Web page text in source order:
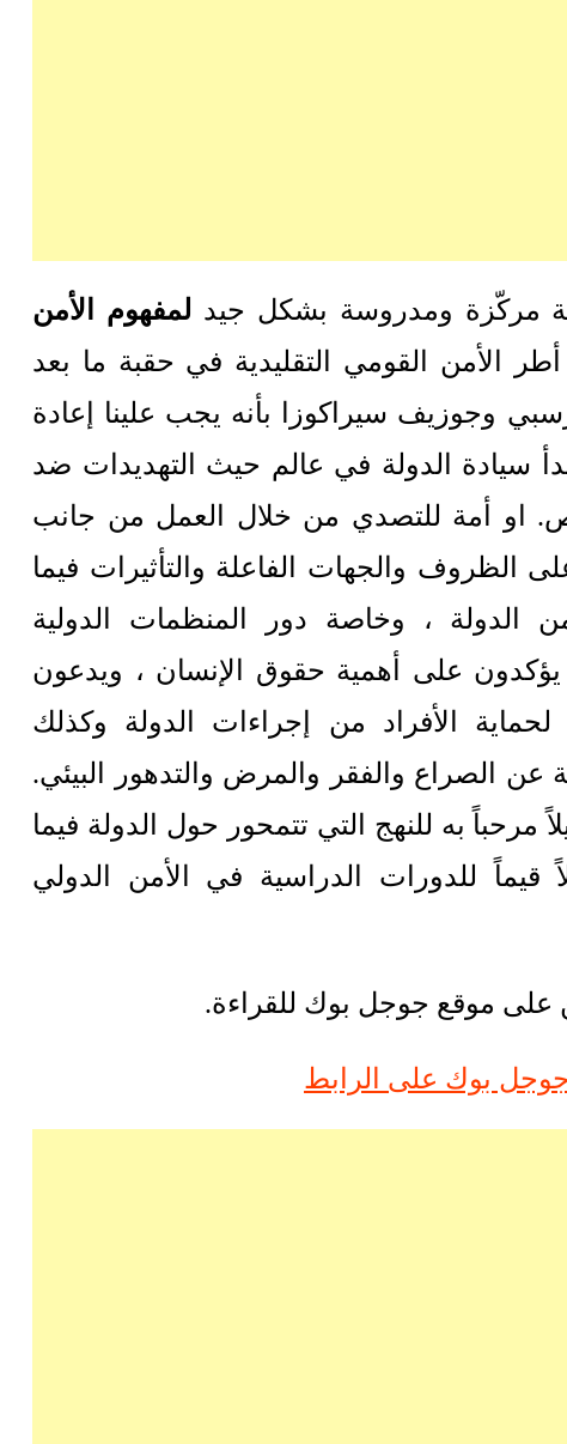
مركّزة ومدروسة بشكل جيد لمفهوم الأمن
الأمن القومي التقليدية في حقبة ما بعد
وجوزيف سيراكوزا بأنه يجب علينا إعادة
سيادة الدولة في عالم حيث التهديدات ضد
او أمة للتصدي من خلال العمل من جانب
الظروف والجهات الفاعلة والتأثيرات فيما
الدولة ، وخاصة دور المنظمات الدولية
يؤكدون على أهمية حقوق الإنسان ، ويدعون
الأفراد من إجراءات الدولة وكذلك
عن الصراع والفقر والمرض والتدهور البيئي.
مرحباً به للنهج التي تتمحور حول الدولة فيما
قيماً للدورات الدراسية في الأمن الدولي
على موقع جوجل بوك للقراءة.
بوك على الرابط